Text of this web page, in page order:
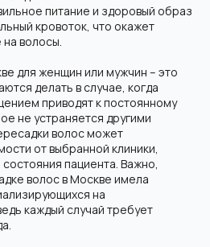
питание и здоровый образ
кровоток, что окажет
волосы.
для женщин или мужчин – это
делать в случае, когда
приводят к постоянному
не устраняется другими
волос может
от выбранной клиники,
пациента. Важно,
волос в Москве имела
на
каждый случай требует